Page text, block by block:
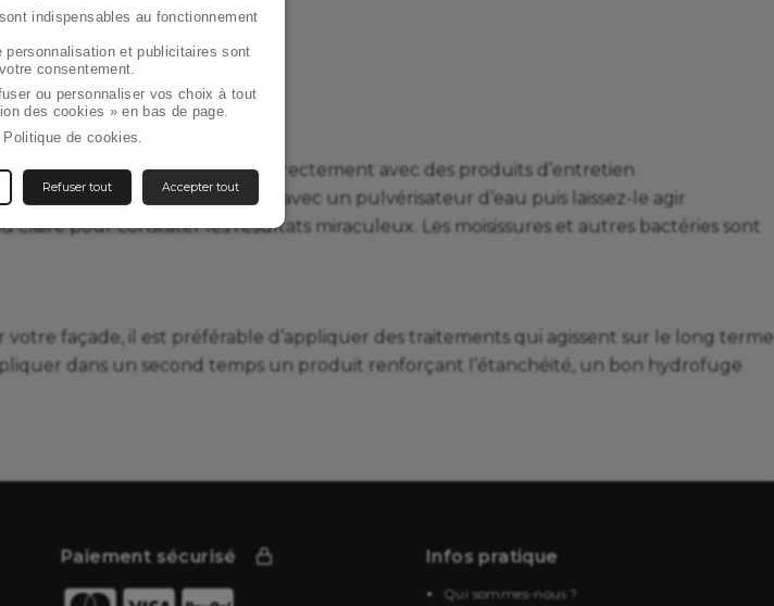
le risque de sinistres.
fongicide
vous devez les éliminer directement avec des produits d’entretien
ce produit nettoyant avec un pulvérisateur d’eau puis laissez-le agir
pour constater les résultats miraculeux. Les moisissures et autres bactéries sont
façade, il est préférable d’appliquer des traitements qui agissent sur le long terme
dans un second temps un produit renforçant l’étanchéité, un bon hydrofuge
Paiement sécurisé Infos pratique
Qui sommes-nous ?
indispensables au fonctionnement
personnalisation et publicitaires sont
consentement.
ou personnaliser vos choix à tout
des cookies » en bas de page.
de cookies.
Refuser tout Accepter tout